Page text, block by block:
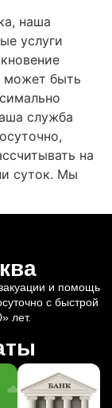
наша
услуги
может быть
служба
на
суток. Мы
и помощь
с быстрой
лет.